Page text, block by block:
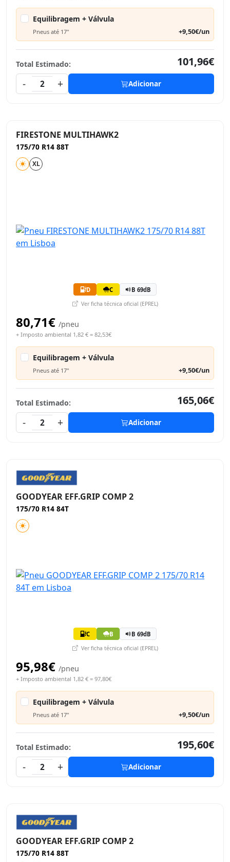
Equilibragem + Válvula
Pneus até 17" +9,50€/un
Total Estimado:
101,96€
-
2 + Adicionar
FIRESTONE MULTIHAWK2
175/70 R14 88T
XL
D C B 69dB
Ver ficha técnica oficial (EPREL)
80,71€ /pneu
+ Imposto ambiental 1,82 € = 82,53€
Equilibragem + Válvula
Pneus até 17" +9,50€/un
Total Estimado:
165,06€
-
2 + Adicionar
GOODYEAR EFF.GRIP COMP 2
175/70 R14 84T
C B B 69dB
Ver ficha técnica oficial (EPREL)
95,98€ /pneu
+ Imposto ambiental 1,82 € = 97,80€
Equilibragem + Válvula
Pneus até 17" +9,50€/un
Total Estimado:
195,60€
-
2 + Adicionar
GOODYEAR EFF.GRIP COMP 2
175/70 R14 88T